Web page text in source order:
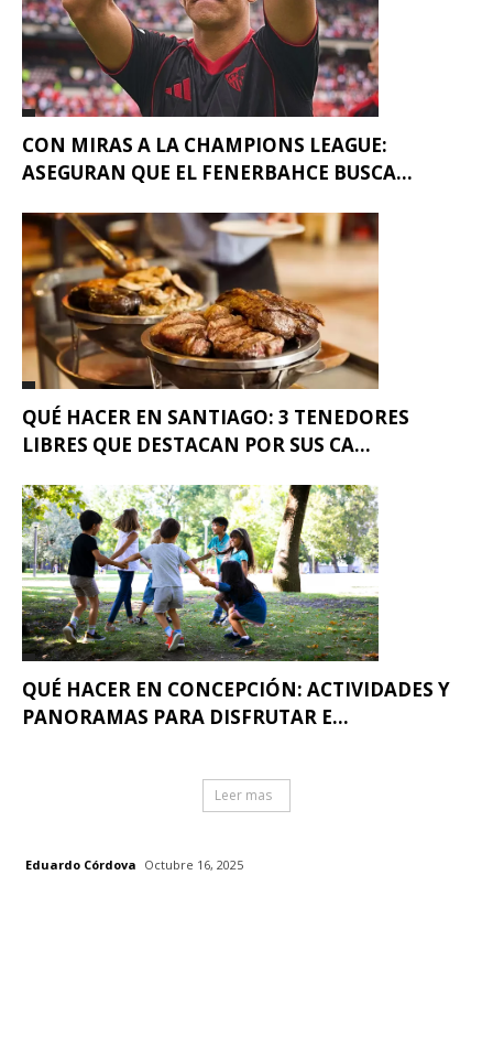
CON MIRAS A LA CHAMPIONS LEAGUE:
ASEGURAN QUE EL FENERBAHCE BUSCA...
QUÉ HACER EN SANTIAGO: 3 TENEDORES
LIBRES QUE DESTACAN POR SUS CA...
QUÉ HACER EN CONCEPCIÓN: ACTIVIDADES Y
PANORAMAS PARA DISFRUTAR E...
Leer mas
Eduardo Córdova Octubre 16, 2025